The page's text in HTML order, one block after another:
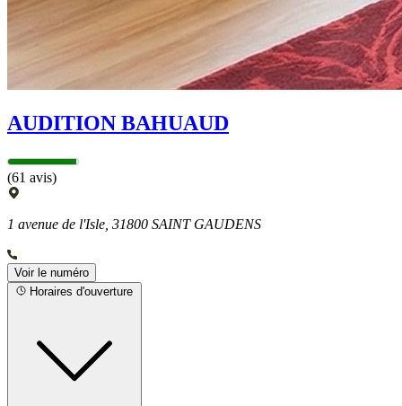
AUDITION BAHUAUD
(61 avis)
1 avenue de l'Isle, 31800 SAINT GAUDENS
Voir le numéro
Horaires d'ouverture